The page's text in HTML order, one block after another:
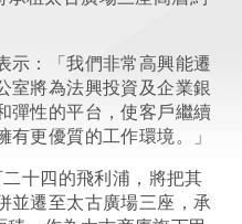
示：「我們非常高興能遷
室將為法興投資及企業銀
彈性的平台，使客戶繼續
更優質的工作環境。」
十四的飛利浦，將把其
並遷至太古廣場三座，承